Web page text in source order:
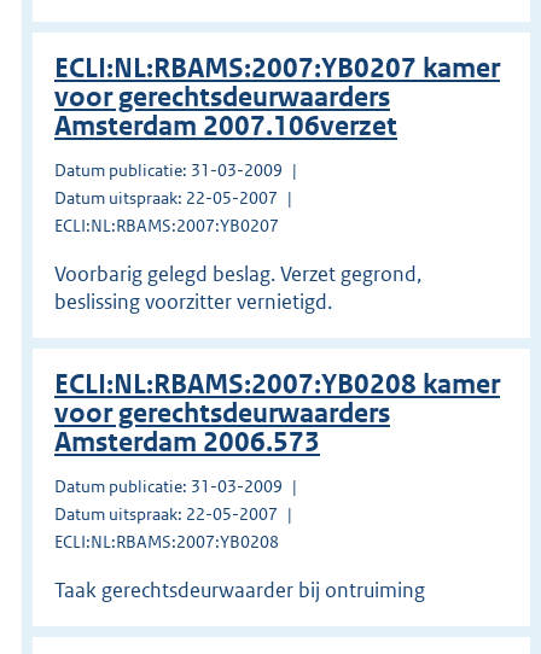
ECLI:NL:RBAMS:2007:YB0207 kamer
voor gerechtsdeurwaarders
Amsterdam 2007.106verzet
Datum publicatie: 31-03-2009
Datum uitspraak: 22-05-2007
ECLI:NL:RBAMS:2007:YB0207
Voorbarig gelegd beslag. Verzet gegrond,
beslissing voorzitter vernietigd.
ECLI:NL:RBAMS:2007:YB0208 kamer
voor gerechtsdeurwaarders
Amsterdam 2006.573
Datum publicatie: 31-03-2009
Datum uitspraak: 22-05-2007
ECLI:NL:RBAMS:2007:YB0208
Taak gerechtsdeurwaarder bij ontruiming